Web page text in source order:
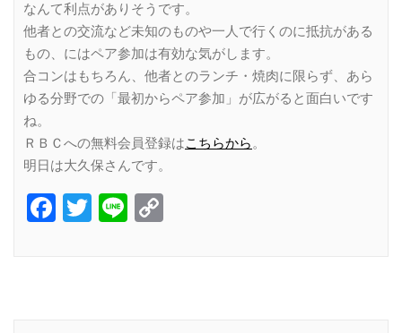
なんて利点がありそうです。
他者との交流など未知のものや一人で行くのに抵抗がある
もの、にはペア参加は有効な気がします。
合コンはもちろん、他者とのランチ・焼肉に限らず、あら
ゆる分野での「最初からペア参加」が広がると面白いです
ね。
ＲＢＣへの無料会員登録はこちらから。
明日は大久保さんです。
Facebook
Twitter
Line